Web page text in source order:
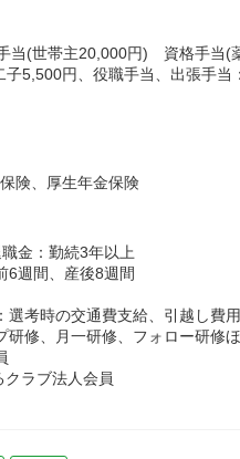
当(世帯主20,000円) 資格手当(
5,500円、役職手当、出張手
険、厚生年金保険
金：勤続3年以上
6週間、産後8週間
選考時の交通費支給、引越し費
研修、月一研修、フォロー研修
ラブ法人会員